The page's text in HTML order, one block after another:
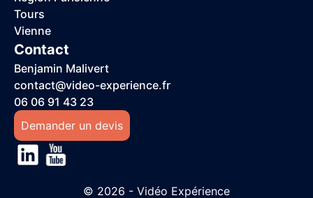
Tours
Vienne
Contact
Benjamin Malivert
contact@video-experience.fr
06 06 91 43 23
Demander un devis
© 2026 - Vidéo Expérience